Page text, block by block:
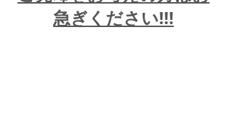
急ぎください!!!